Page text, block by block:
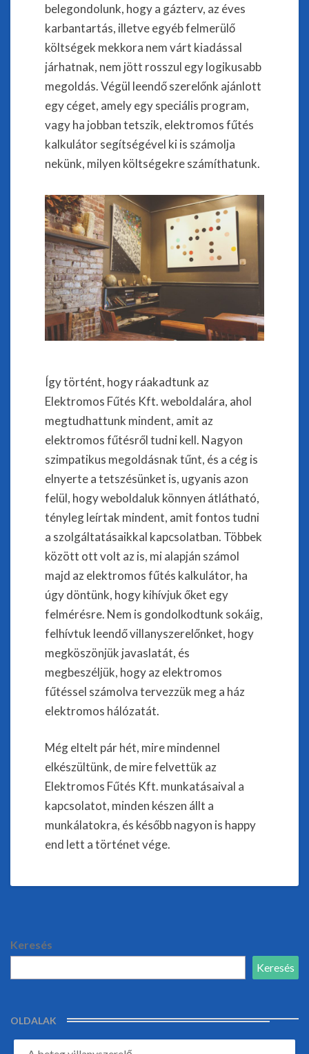
belegondolunk, hogy a gázterv, az éves
karbantartás, illetve egyéb felmerülő
költségek mekkora nem várt kiadással
járhatnak, nem jött rosszul egy logikusabb
megoldás. Végül leendő szerelőnk ajánlott
egy céget, amely egy speciális program,
vagy ha jobban tetszik, elektromos fűtés
kalkulátor segítségével ki is számolja
nekünk, milyen költségekre számíthatunk.
Így történt, hogy ráakadtunk az
Elektromos Fűtés Kft. weboldalára, ahol
megtudhattunk mindent, amit az
elektromos fűtésről tudni kell. Nagyon
szimpatikus megoldásnak tűnt, és a cég is
elnyerte a tetszésünket is, ugyanis azon
felül, hogy weboldaluk könnyen átlátható,
tényleg leírtak mindent, amit fontos tudni
a szolgáltatásaikkal kapcsolatban. Többek
között ott volt az is, mi alapján számol
majd az elektromos fűtés kalkulátor, ha
úgy döntünk, hogy kihívjuk őket egy
felmérésre. Nem is gondolkodtunk sokáig,
felhívtuk leendő villanyszerelőnket, hogy
megköszönjük javaslatát, és
megbeszéljük, hogy az elektromos
fűtéssel számolva tervezzük meg a ház
elektromos hálózatát.
Még eltelt pár hét, mire mindennel
elkészültünk, de mire felvettük az
Elektromos Fűtés Kft. munkatásaival a
kapcsolatot, minden készen állt a
munkálatokra, és később nagyon is happy
end lett a történet vége.
Keresés
Keresés
OLDALAK